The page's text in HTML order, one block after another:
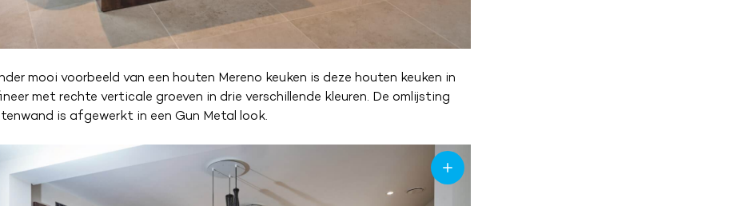
mooi voorbeeld van een houten Mereno keuken is deze houten keuken in
met rechte verticale groeven in drie verschillende kleuren. De omlijsting
is afgewerkt in een Gun Metal look.